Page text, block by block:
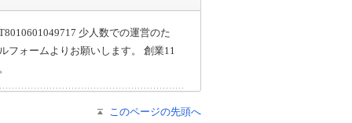
少人数での運営のた
フォームよりお願いします。 創業11
このページの先頭へ